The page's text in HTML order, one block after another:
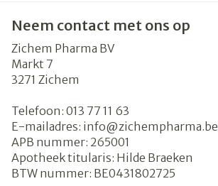
Neem contact met ons op
Zichem Pharma BV
Markt 7
3271 Zichem
Telefoon: 013 77 11 63
E-mailadres: info@zichempharma.be
APB nummer: 265001
Apotheek titularis: Hilde Braeken
BTW nummer: BE0431802725